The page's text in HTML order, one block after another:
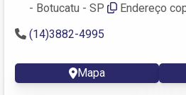
- Botucatu - SP
Endereço
(14)3882-4995
Mapa